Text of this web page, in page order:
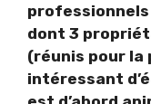
dont 3
(réunis pour la
intéressant